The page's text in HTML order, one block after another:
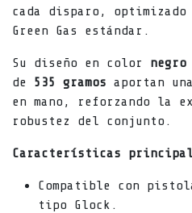
cada disparo,
Green Gas estándar.
Su diseño en color negro
de 535 gramos aportan
en mano, reforzando la
robustez del conjunto.
Características
Compatible con
tipo Glock.